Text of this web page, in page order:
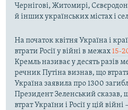
Чернігові, Житомирі,
й інших українських містах і
На початок квітня Україна і
втрати Росії у війні в межах 15-
Кремль називає у десять разів
речник Путіна визнав, що
Україна заявила про 1300
Президент Зеленський сказав,
втрат України і Росії у цій